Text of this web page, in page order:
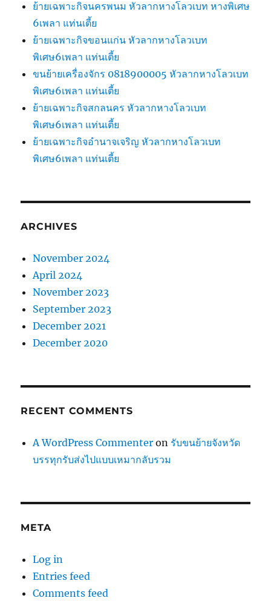
ย้ายเฉพาะกิจนครพนม หัวลากหางโลวเบท หางพิเศษ
6เพลา แท่นเตี้ย
ย้ายเฉพาะกิจขอนแก่น หัวลากหางโลวเบท
พิเศษ6เพลา แท่นเตี้ย
ขนย้ายเครื่องจักร 0818900005 หัวลากหางโลวเบท
พิเศษ6เพลา แท่นเตี้ย
ย้ายเฉพาะกิจสกลนคร หัวลากหางโลวเบท
พิเศษ6เพลา แท่นเตี้ย
ย้ายเฉพาะกิจอำนาจเจริญ หัวลากหางโลวเบท
พิเศษ6เพลา แท่นเตี้ย
ARCHIVES
November 2024
April 2024
November 2023
September 2023
December 2021
December 2020
RECENT COMMENTS
A WordPress Commenter on รับขนย้ายจังหวัด
บรรทุกรับส่งไปแบบเหมากลับรวม
META
Log in
Entries feed
Comments feed